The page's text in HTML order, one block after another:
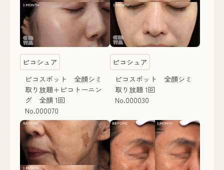
ピコシュア
ピコスポット 全顔シミ
取り放題＋ピコトーニン
グ 全顔 1回
No.000070
ピコシュア
ピコスポット 全顔シミ
取り放題 1回
No.000030